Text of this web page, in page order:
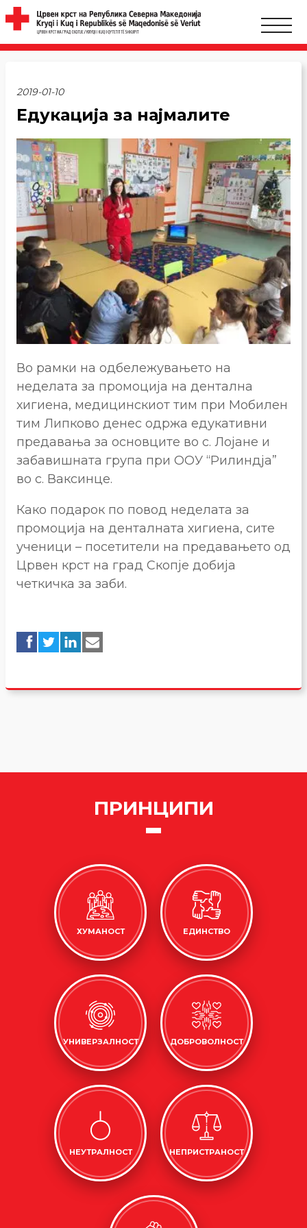
2019-01-10
Едукација за најмалите
Во рамки на одбележувањето на
неделата за промоција на дентална
хигиена, медицинскиот тим при Мобилен
тим Липково денес одржа едукативни
предавања за основците во с. Лојане и
забавишната група при ООУ “Рилиндја”
во с. Ваксинце.
Како подарок по повод неделата за
промоција на денталната хигиена, сите
ученици – посетители на предавањето од
Црвен крст на град Скопје добија
четкичка за заби.
ПРИНЦИПИ
ХУМАНОСТ ЕДИНСТВО
УНИВЕРЗАЛНОСТ ДОБРОВОЛНОСТ
НЕУТРАЛНОСТ НЕПРИСТРАНОСТ